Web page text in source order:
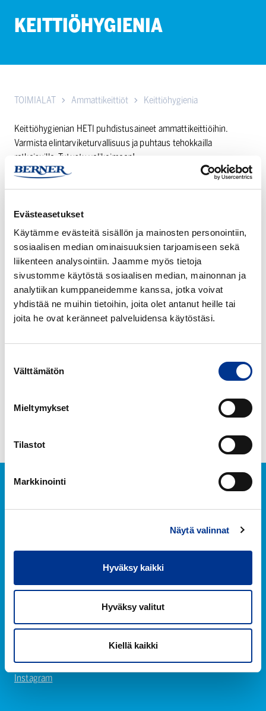
Evästeasetukset
Käytämme evästeitä sisällön ja mainosten personointiin,
sosiaalisen median ominaisuuksien tarjoamiseen sekä
liikenteen analysointiin. Jaamme myös tietoja
sivustomme käytöstä sosiaalisen median, mainonnan ja
analytiikan kumppaneidemme kanssa, jotka voivat
yhdistää ne muihin tietoihin, joita olet antanut heille tai
joita he ovat keränneet palveluidensa käytöstäsi.
valinta
Välttämätön
Mieltymykset
Tilastot
Markkinointi
Näytä valinnat
Hyväksy kaikki
Hyväksy valitut
Kiellä kaikki
KEITTIÖHYGIENIA
TOIMIALAT Ammattikeittiöt Keittiöhygienia
Keittiöhygienian HETI puhdistusaineet ammattikeittiöihin.
Varmista elintarviketurvallisuus ja puhtaus tehokkailla
ratkaisuilla. Tutustu valikoimaan!
HETI
Kalpo
500
ml
HETI KALPO 500 ML
PLUS
HETI PLUS DIP
HETI TISKI HETI UUNI&GRILLI
Berner Oy
00810 Helsinki
Facebook
Instagram